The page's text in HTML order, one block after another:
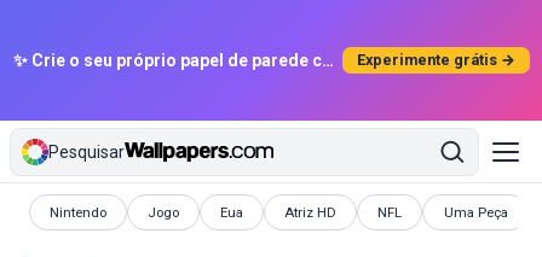
✨ Crie o seu próprio papel de parede com IA Experimente grátis →
Pesquisar
Nintendo
Papéis de ParedeJogo
Papéis de Parede
Eua
Papéis de Parede
Atriz HD
Papéis de Parede
NFL
Papéis de Parede
Uma Peça
Papéis de